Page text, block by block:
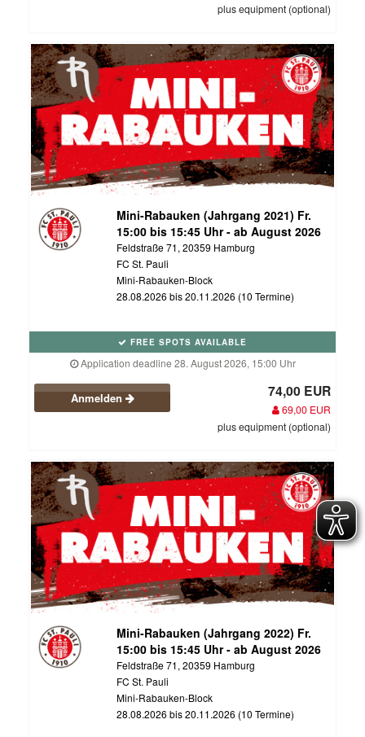
plus equipment (optional)
Mini-Rabauken (Jahrgang 2021) Fr.
15:00 bis 15:45 Uhr - ab August 2026
Feldstraße 71, 20359 Hamburg
FC St. Pauli
Mini-Rabauken-Block
28.08.2026 bis 20.11.2026 (10 Termine)
FREE SPOTS AVAILABLE
Application deadline 28. August 2026, 15:00 Uhr
Anmelden 74,00 EUR
69,00 EUR
plus equipment (optional)
Mini-Rabauken (Jahrgang 2022) Fr.
15:00 bis 15:45 Uhr - ab August 2026
Feldstraße 71, 20359 Hamburg
FC St. Pauli
Mini-Rabauken-Block
28.08.2026 bis 20.11.2026 (10 Termine)